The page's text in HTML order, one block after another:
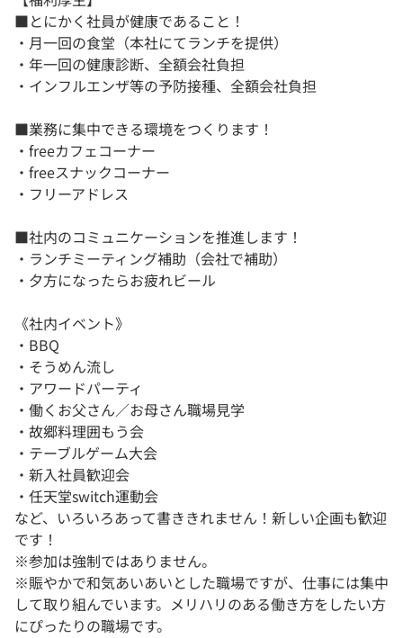
■とにかく社員が健康であること！
・月一回の食堂（本社にてランチを提供）
・年一回の健康診断、全額会社負担
・インフルエンザ等の予防接種、全額会社負担
■業務に集中できる環境をつくります！
・freeカフェコーナー
・freeスナックコーナー
・フリーアドレス
■社内のコミュニケーションを推進します！
・ランチミーティング補助（会社で補助）
・夕方になったらお疲れビール
《社内イベント》
・BBQ
・そうめん流し
・アワードパーティ
・働くお父さん／お母さん職場見学
・故郷料理囲もう会
・テーブルゲーム大会
・新入社員歓迎会
・任天堂switch運動会
など、いろいろあって書ききれません！新しい企画も歓迎
です！
※参加は強制ではありません。
※賑やかで和気あいあいとした職場ですが、仕事には集中
して取り組んでいます。メリハリのある働き方をしたい方
にぴったりの職場です。